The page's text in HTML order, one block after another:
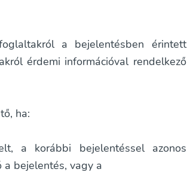
a bejelentésben érintett
érdemi információval rendelkező
ha:
a korábbi bejelentéssel azonos
bejelentés, vagy a